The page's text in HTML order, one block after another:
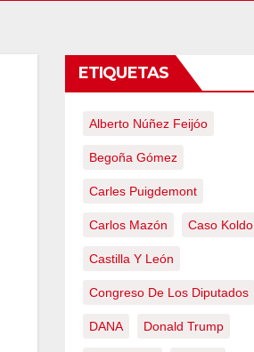
ETIQUETAS
Alberto Núñez Feijóo
Begoña Gómez
Carles Puigdemont
Carlos Mazón Caso Koldo
Castilla Y León
Congreso De Los Diputados
DANA Donald Trump